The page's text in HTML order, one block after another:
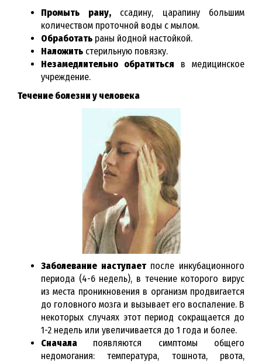
Промыть рану,ссадину, царапину большим
количеством проточной воды с мылом.
Обработать раны йодной настойкой.
Наложить стерильную повязку.
Незамедлительно обратиться в медицинское
учреждение.
Течение болезни у человека
Заболевание наступаетпосле инкубационного
периода (4-6 недель), в течение которого вирус
из места проникновения в организм продвигается
до головного мозга и вызывает его воспаление. В
некоторых случаях этот период сокращается до
1-2 недель или увеличивается до 1 года и более.
Сначала появляются симптомы общего
недомогания: температура, тошнота, рвота,